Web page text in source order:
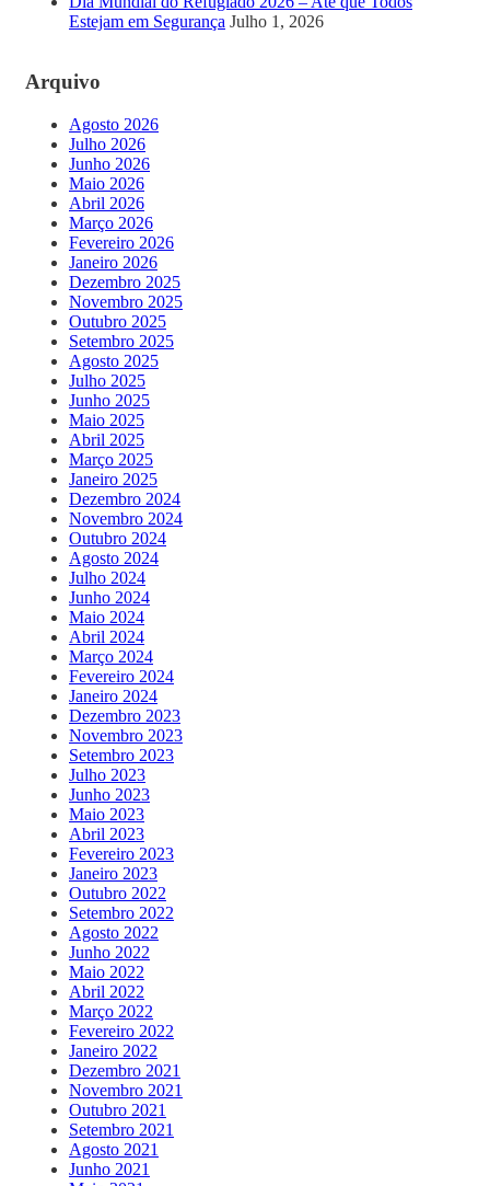
Estejam em Segurança Julho 1, 2026
Arquivo
Agosto 2026
Julho 2026
Junho 2026
Maio 2026
Abril 2026
Março 2026
Fevereiro 2026
Janeiro 2026
Dezembro 2025
Novembro 2025
Outubro 2025
Setembro 2025
Agosto 2025
Julho 2025
Junho 2025
Maio 2025
Abril 2025
Março 2025
Janeiro 2025
Dezembro 2024
Novembro 2024
Outubro 2024
Agosto 2024
Julho 2024
Junho 2024
Maio 2024
Abril 2024
Março 2024
Fevereiro 2024
Janeiro 2024
Dezembro 2023
Novembro 2023
Setembro 2023
Julho 2023
Junho 2023
Maio 2023
Abril 2023
Fevereiro 2023
Janeiro 2023
Outubro 2022
Setembro 2022
Agosto 2022
Junho 2022
Maio 2022
Abril 2022
Março 2022
Fevereiro 2022
Janeiro 2022
Dezembro 2021
Novembro 2021
Outubro 2021
Setembro 2021
Agosto 2021
Junho 2021